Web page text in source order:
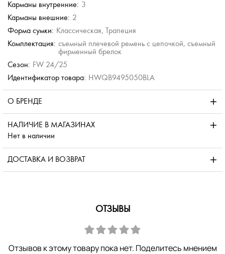
Карманы внутренние: 3
Карманы внешние: 2
Форма сумки: Классическая, Трапеция
Комплектация: съемный плечевой ремень с цепочкой, съемный
фирменный брелок
Сезон: FW 24/25
Идентификатор товара: HWQB9495050BLA
О БРЕНДЕ
НАЛИЧИЕ В МАГАЗИНАХ
Нет в наличии
ДОСТАВКА И ВОЗВРАТ
ОТЗЫВЫ
Отзывов к этому товару пока нет. Поделитесь мнением